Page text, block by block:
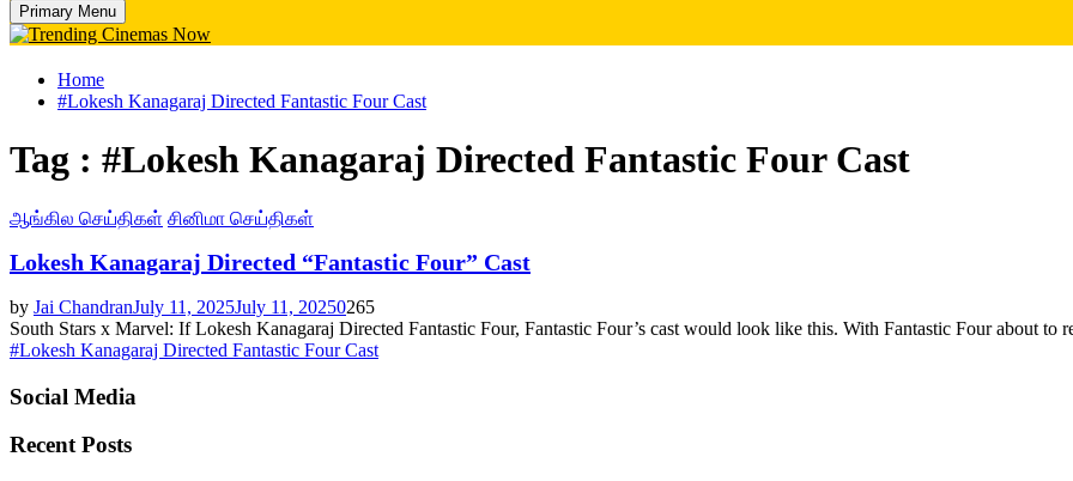
Primary Menu
Home
#Lokesh Kanagaraj Directed Fantastic Four Cast
Tag : #Lokesh Kanagaraj Directed Fantastic Four Cast
ஆங்கில செய்திகள் சினிமா செய்திகள்
Lokesh Kanagaraj Directed “Fantastic Four” Cast
by Jai ChandranJuly 11, 2025July 11, 20250265
South Stars x Marvel: If Lokesh Kanagaraj Directed Fantastic Four, Fantastic Four’s cast would look like this. With Fantastic Four about to
#Lokesh Kanagaraj Directed Fantastic Four Cast
Social Media
Recent Posts